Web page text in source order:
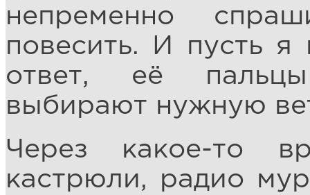
непременно
повесить. И пусть я
ответ, её
выбирают нужную
Через какое-то
кастрюли, радио